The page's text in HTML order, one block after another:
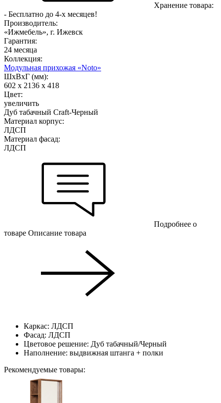
Хранение товара:
- Бесплатно до 4-х месяцев!
Производитель:
«Ижмебель», г. Ижевск
Гарантия:
24 месяца
Коллекция:
Модульная прихожая «Noto»
ШхВхГ (мм):
602 х 2136 х 418
Цвет:
увеличить
Дуб табачный Craft-Черный
Материал корпус:
ЛДСП
Материал фасад:
ЛДСП
Подробнее о
товаре Описание товара
Каркас: ЛДСП
Фасад: ЛДСП
Цветовое решение: Дуб табачный/Черный
Наполнение: выдвижная штанга + полки
Рекомендуемые товары: